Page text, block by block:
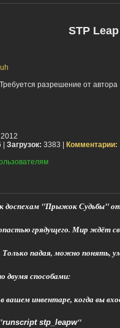
STP
Требуется разрешение от автора
Загрузок: 3383 | Комментарии:
доспехам "Прыжок Судьбы"
грядущего. Мир ждёт
Только падая, можно
двумя способами:
вашем инвентаре, когда вы
runscript stp_leapw"